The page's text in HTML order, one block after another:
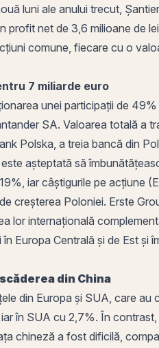
luni ale anului trecut,
profit net de 3,6 milioane de
comune, fiecare cu o
7 miliarde euro
unei participații de
SA. Valoarea totală a
Polska, a treia bancă din
așteptată să
iar câștigurile pe acțiune
creșterea Poloniei. Erste
lor internațională
Europa Centrală și de Est și
din China
din Europa și SUA, care
în SUA cu 2,7%. În
chineză a fost dificilă,